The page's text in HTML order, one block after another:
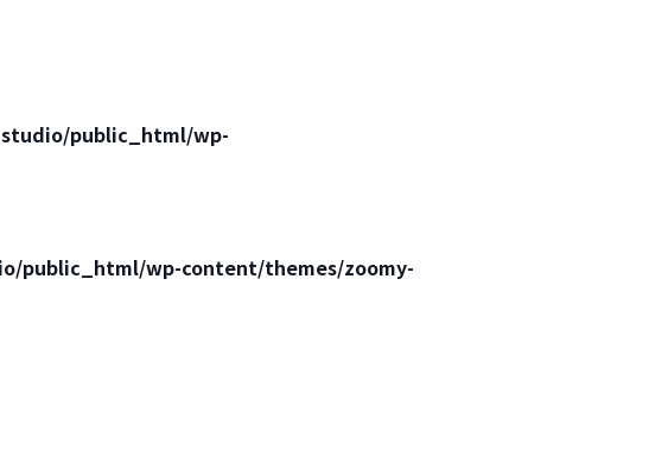
public_html/wp-
public_html/wp-content/themes/zoomy-